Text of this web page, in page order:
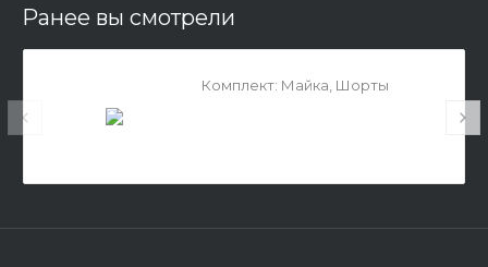
Ранее вы смотрели
Комплект: Майка, Шорты